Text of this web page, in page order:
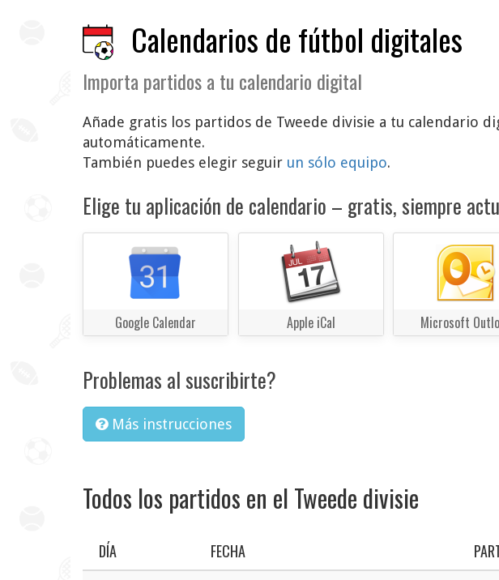
Calendarios de fútbol digitales
Importa partidos a tu calendario digital
Añade gratis los partidos de Tweede divisie a tu calendario
automáticamente.
También puedes elegir seguir un sólo equipo.
Elige tu aplicación de calendario – gratis, siempre
Google Calendar Apple iCal Microsoft
Problemas al suscribirte?
Más instrucciones
Todos los partidos en el Tweede divisie
DÍA FECHA